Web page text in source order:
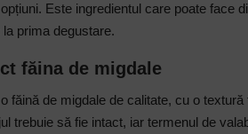
Este ingredientul care poate face
prima degustare.
făina de migdale
făină de migdale de calitate, cu o
trebuie să fie intact, iar termenul de